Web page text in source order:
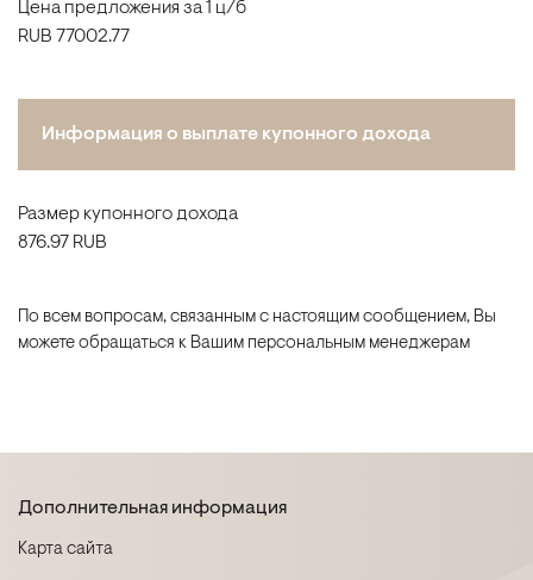
Цена предложения за 1 ц/б
RUB 77002.77
Информация о выплате купонного дохода
Размер купонного дохода
876.97 RUB
По всем вопросам, связанным с настоящим сообщением, Вы
можете обращаться к Вашим персональным менеджерам
Дополнительная информация
Карта сайта